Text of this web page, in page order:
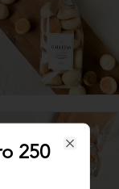
250
Close